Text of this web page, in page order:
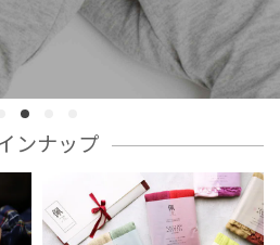
ンナップ